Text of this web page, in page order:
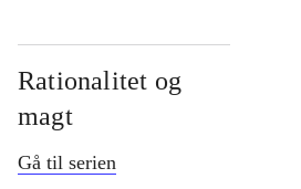
Rationalitet og
magt
Gå til serien